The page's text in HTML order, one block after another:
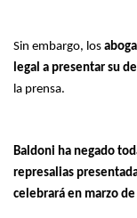
Sin embargo, los
legal a presentar su
la prensa.
Baldoni ha negado
represalias
celebrará en marzo